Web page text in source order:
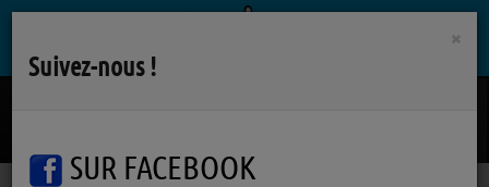
×
Suivez-nous !
SUR FACEBOOK